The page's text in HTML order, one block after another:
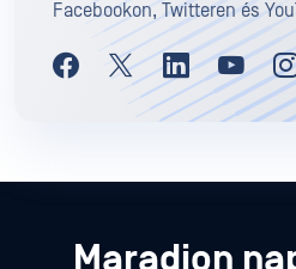
Facebookon, Twitteren és